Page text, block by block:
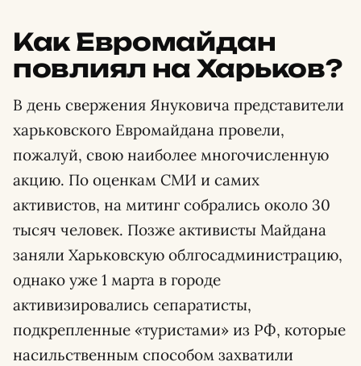
Как Евромайдан
повлиял на Харьков?
В день свержения Януковича представители
харьковского Евромайдана провели,
пожалуй, свою наиболее многочисленную
акцию. По оценкам СМИ и самих
активистов, на митинг собрались около 30
тысяч человек. Позже активисты Майдана
заняли Харьковскую облгосадминистрацию,
однако уже 1 марта в городе
активизировались сепаратисты,
подкрепленные «туристами» из РФ, которые
насильственным способом захватили